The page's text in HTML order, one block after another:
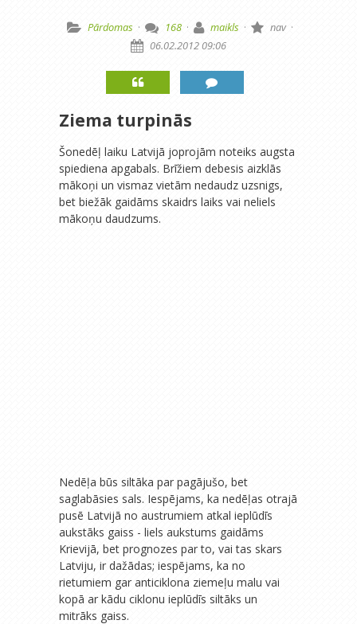
Pārdomas · 168 · maikls · nav ·
06.02.2012 09:06
Ziema turpinās
Šonedēļ laiku Latvijā joprojām noteiks augsta
spiediena apgabals. Brīžiem debesis aizklās
mākoņi un vismaz vietām nedaudz uzsnigs,
bet biežāk gaidāms skaidrs laiks vai neliels
mākoņu daudzums.
Nedēļa būs siltāka par pagājušo, bet
saglabāsies sals. Iespējams, ka nedēļas otrajā
pusē Latvijā no austrumiem atkal ieplūdīs
aukstāks gaiss - liels aukstums gaidāms
Krievijā, bet prognozes par to, vai tas skars
Latviju, ir dažādas; iespējams, ka no
rietumiem gar anticiklona ziemeļu malu vai
kopā ar kādu ciklonu ieplūdīs siltāks un
mitrāks gaiss.